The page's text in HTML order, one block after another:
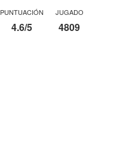
PUNTUACIÓN
4.6/5
JUGADO
4809